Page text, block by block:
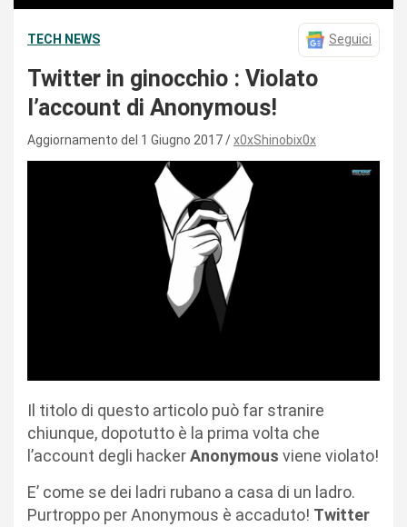
TECH NEWS Seguici
Twitter in ginocchio : Violato
l’account di Anonymous!
Aggiornamento del 1 Giugno 2017 x0xShinobix0x
Il titolo di questo articolo può far stranire
chiunque, dopotutto è la prima volta che
l’account degli hackerAnonymous viene violato!
E’ come se dei ladri rubano a casa di un ladro.
Purtroppo per Anonymous è accaduto! Twitter